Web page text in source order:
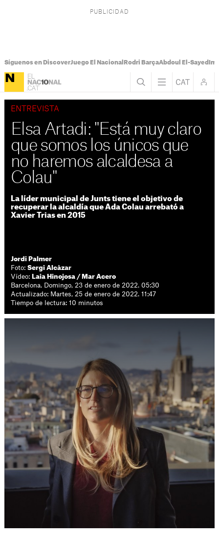
Síguenos en DiscoverJuego El Nacional Rodri BarçaAbdoul El-Sayed
ENTREVISTA
Elsa Artadi: "Está muy claro
que somos los únicos que
no haremos alcaldesa a
Colau"
La líder municipal de Junts tiene el objetivo de
recuperar la alcaldía que Ada Colau arrebató a
Xavier Trias en 2015
Jordi Palmer
Foto:Sergi Alcàzar
Vídeo: Laia Hinojosa / Mar Acero
Barcelona. Domingo, 23 de enero de 2022. 05:30
Actualizado: Martes, 25 de enero de 2022. 11:47
Tiempo de lectura: 10 minutos